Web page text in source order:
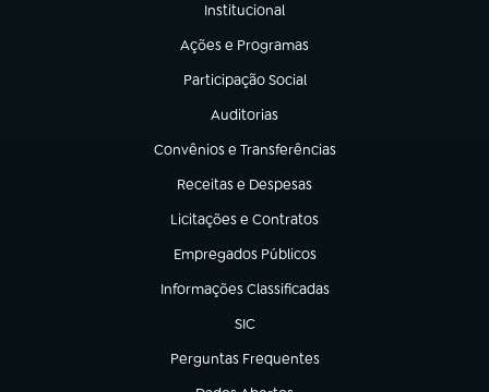
Institucional
(abre em nova aba)
Ações e Programas
(abre em nova aba)
Participação Social
(abre em nova aba)
Auditorias
(abre em nova aba)
Convênios e Transferências
(abre em nova aba)
Receitas e Despesas
(abre em nova aba)
Licitações e Contratos
(abre em nova aba)
Empregados Públicos
(abre em nova aba)
Informações Classificadas
(abre em nova aba)
SIC
(abre em nova aba)
Perguntas Frequentes
(abre em nova aba)